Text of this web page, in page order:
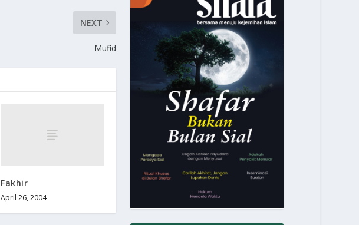
NEXT
Mufid
Fakhir
April 26, 2004